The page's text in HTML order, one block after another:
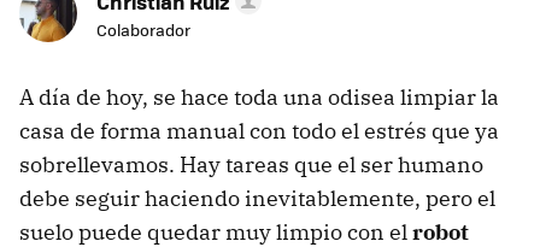
Colaborador
A día de hoy, se hace toda una odisea limpiar la
casa de forma manual con todo el estrés que ya
sobrellevamos. Hay tareas que el ser humano
debe seguir haciendo inevitablemente, pero el
suelo puede quedar muy limpio con elrobot